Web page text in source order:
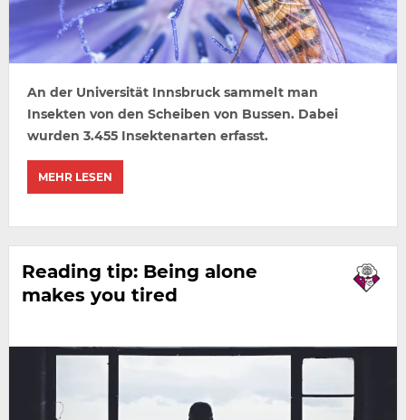
An der Universität Innsbruck sammelt man
Insekten von den Scheiben von Bussen. Dabei
wurden 3.455 Insektenarten erfasst.
MEHR LESEN
Reading tip: Being alone
makes you tired